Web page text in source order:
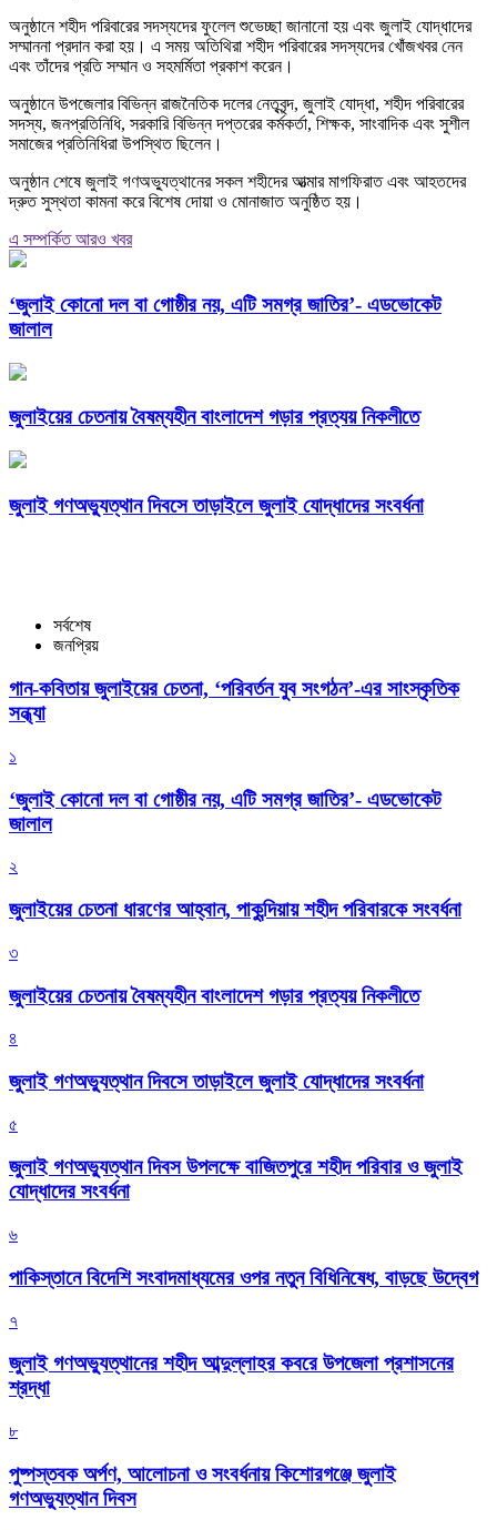
অনুষ্ঠানে শহীদ পরিবারের সদস্যদের ফুলেল শুভেচ্ছা জানানো হয় এবং জুলাই যোদ্ধাদের
সম্মাননা প্রদান করা হয়। এ সময় অতিথিরা শহীদ পরিবারের সদস্যদের খোঁজখবর নেন
এবং তাঁদের প্রতি সম্মান ও সহমর্মিতা প্রকাশ করেন।
অনুষ্ঠানে উপজেলার বিভিন্ন রাজনৈতিক দলের নেতৃবৃন্দ, জুলাই যোদ্ধা, শহীদ পরিবারের
সদস্য, জনপ্রতিনিধি, সরকারি বিভিন্ন দপ্তরের কর্মকর্তা, শিক্ষক, সাংবাদিক এবং সুশীল
সমাজের প্রতিনিধিরা উপস্থিত ছিলেন।
অনুষ্ঠান শেষে জুলাই গণঅভ্যুত্থানের সকল শহীদের আত্মার মাগফিরাত এবং আহতদের
দ্রুত সুস্থতা কামনা করে বিশেষ দোয়া ও মোনাজাত অনুষ্ঠিত হয়।
এ সম্পর্কিত আরও খবর
‘জুলাই কোনো দল বা গোষ্ঠীর নয়, এটি সমগ্র জাতির’- এডভোকেট
জালাল
জুলাইয়ের চেতনায় বৈষম্যহীন বাংলাদেশ গড়ার প্রত্যয় নিকলীতে
জুলাই গণঅভ্যুত্থান দিবসে তাড়াইলে জুলাই যোদ্ধাদের সংবর্ধনা
সর্বশেষ
জনপ্রিয়
গান-কবিতায় জুলাইয়ের চেতনা, ‘পরিবর্তন যুব সংগঠন’-এর সাংস্কৃতিক
সন্ধ্যা
১
‘জুলাই কোনো দল বা গোষ্ঠীর নয়, এটি সমগ্র জাতির’- এডভোকেট
জালাল
২
জুলাইয়ের চেতনা ধারণের আহ্বান, পাকুন্দিয়ায় শহীদ পরিবারকে সংবর্ধনা
৩
জুলাইয়ের চেতনায় বৈষম্যহীন বাংলাদেশ গড়ার প্রত্যয় নিকলীতে
৪
জুলাই গণঅভ্যুত্থান দিবসে তাড়াইলে জুলাই যোদ্ধাদের সংবর্ধনা
৫
জুলাই গণঅভ্যুত্থান দিবস উপলক্ষে বাজিতপুরে শহীদ পরিবার ও জুলাই
যোদ্ধাদের সংবর্ধনা
৬
পাকিস্তানে বিদেশি সংবাদমাধ্যমের ওপর নতুন বিধিনিষেধ, বাড়ছে উদ্বেগ
৭
জুলাই গণঅভ্যুত্থানের শহীদ আব্দুল্লাহর কবরে উপজেলা প্রশাসনের
শ্রদ্ধা
৮
পুষ্পস্তবক অর্পণ, আলোচনা ও সংবর্ধনায় কিশোরগঞ্জে জুলাই
গণঅভ্যুত্থান দিবস